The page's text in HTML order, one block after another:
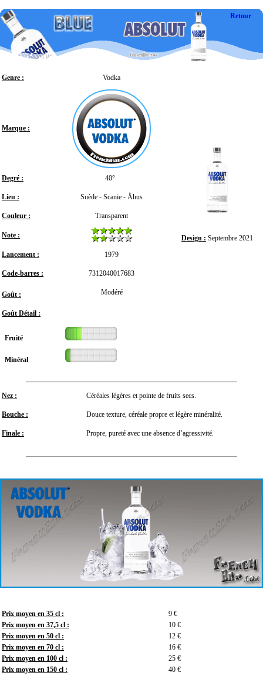
Retour
Design : Septembre 2021
Genre : Vodka
Marque :
Degré : 40°
Lieu : Suède - Scanie - Åhus
Couleur : Transparent
Note :
Lancement : 1979
Code-barres : 7312040017683
Goût : Modéré
Goût Détail :
Fruité
Minéral
Nez : Céréales légères et pointe de fruits secs.
Bouche : Douce texture, céréale propre et légère minéralité.
Finale : Propre, pureté avec une absence d’agressivité.
Prix moyen en 35 cl :
9 €
Prix moyen en 37,5 cl :
10 €
Prix moyen en 50 cl :
12 €
Prix moyen en 70 cl :
16 €
Prix moyen en 100 cl :
25 €
Prix moyen en 150 cl :
40 €